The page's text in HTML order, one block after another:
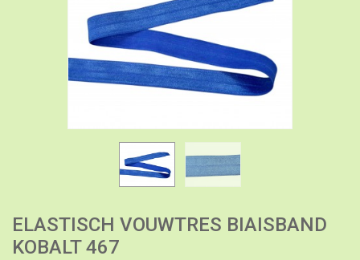
ELASTISCH VOUWTRES BIAISBAND
KOBALT 467